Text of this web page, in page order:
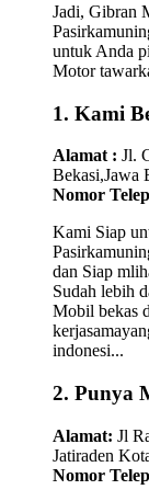
Jadi, Gibran
untuk Anda
Motor
1. Kami
Alamat : Jl.
Bekasi,Jawa
Nomor
Kami Siap
dan Siap
Sudah lebih
Mobil bekas
indonesi...
2. Punya
Alamat: Jl
Jatiraden
Nomor